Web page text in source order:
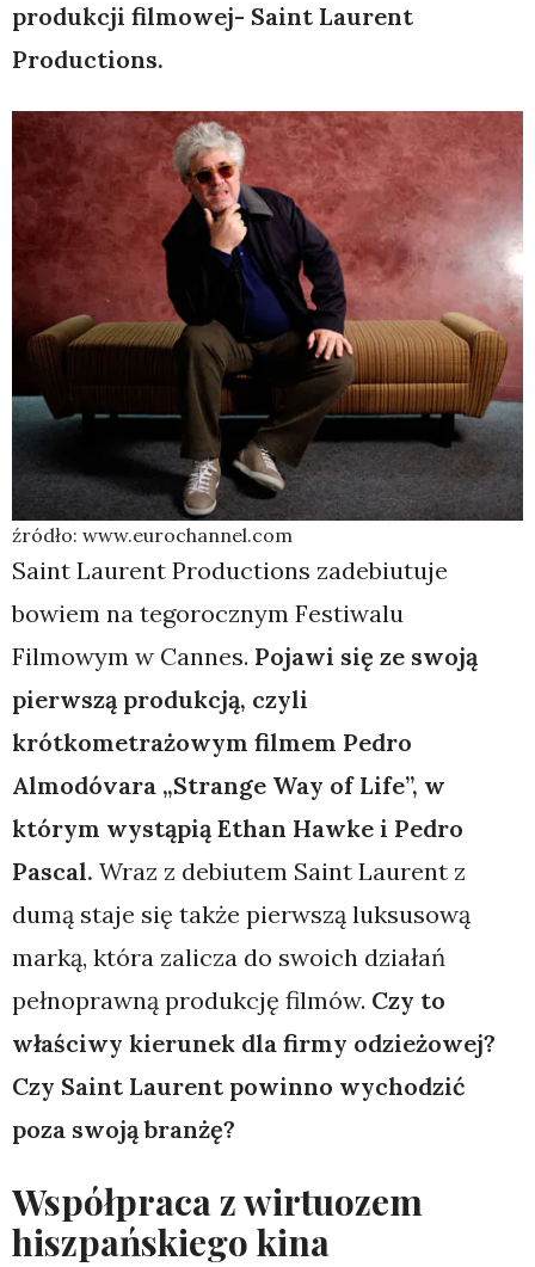
produkcji filmowej- Saint Laurent
Productions.
źródło: www.eurochannel.com
Saint Laurent Productions zadebiutuje
bowiem na tegorocznym Festiwalu
Filmowym w Cannes. Pojawi się ze swoją
pierwszą produkcją, czyli
krótkometrażowym filmem Pedro
Almodóvara „Strange Way of Life”, w
którym wystąpią Ethan Hawke i Pedro
Pascal. Wraz z debiutem Saint Laurent z
dumą staje się także pierwszą luksusową
marką, która zalicza do swoich działań
pełnoprawną produkcję filmów. Czy to
właściwy kierunek dla firmy odzieżowej?
Czy Saint Laurent powinno wychodzić
poza swoją branżę?
Współpraca z wirtuozem
hiszpańskiego kina